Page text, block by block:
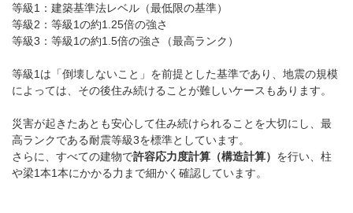
等級1：建築基準法レベル（最低限の基準）
等級2：等級1の約1.25倍の強さ
等級3：等級1の約1.5倍の強さ（最高ランク）
等級1は「倒壊しないこと」を前提とした基準であり、地震の規模
によっては、その後住み続けることが難しいケースもあります。
災害が起きたあとも安心して住み続けられることを大切にし、最
高ランクである耐震等級3を標準としています。
さらに、すべての建物で許容応力度計算（構造計算） を行い、柱
や梁1本1本にかかる力まで細かく確認しています。